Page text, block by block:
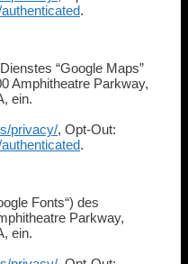
.
“Google Maps”
Amphitheatre Parkway,
ein.
privacy/, Opt-Out:
.
Fonts“) des
Parkway,
ein.